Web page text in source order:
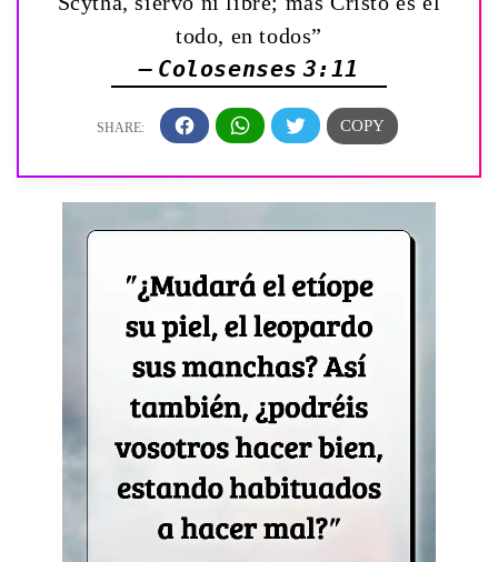
todo, en todos”
— Colosenses 3:11